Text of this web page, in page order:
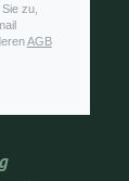
zu,
AGB